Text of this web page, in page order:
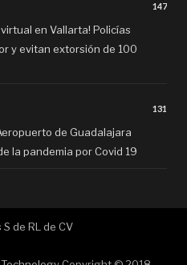
147
en Vallarta! Policías
y evitan extorsión de 100
131
de Guadalajara
la pandemia por Covid 19
S de RL de CV